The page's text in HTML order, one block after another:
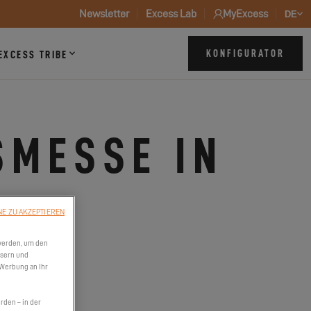
Newsletter Excess Lab MyExcess DE
TRIBE KONFIGURATOR
IN
um den
und
an Ihr
– in der
ZU AKZEPTIEREN